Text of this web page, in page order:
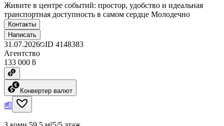
Живите в центре событий: простор, удобство и идеальная
транспортная доступность в самом сердце Молодечно
Контакты
Написать
31.07.2026 ID 4148383
Агентство
133 000 ƃ
Конвертер валют